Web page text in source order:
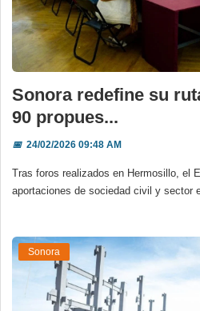
Sonora redefine su
90 propues...
📅24/02/2026 09:48 AM
Tras foros realizados en Hermosillo, el
aportaciones de sociedad civil y sector
Sonora